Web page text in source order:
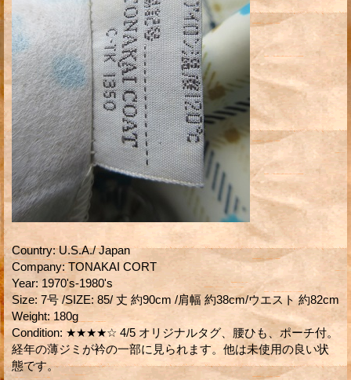
Country: U.S.A./ Japan
Company: TONAKAI CORT
Year: 1970's-1980's
Size: 7号 /SIZE: 85/ 丈 約90cm /肩幅 約38cm/ウエスト 約82cm
Weight: 180g
Condition: ★★★★☆ 4/5 オリジナルタグ、腰ひも、ポーチ付。
経年の薄ジミが衿の一部に見られます。他は未使用の良い状
態です。